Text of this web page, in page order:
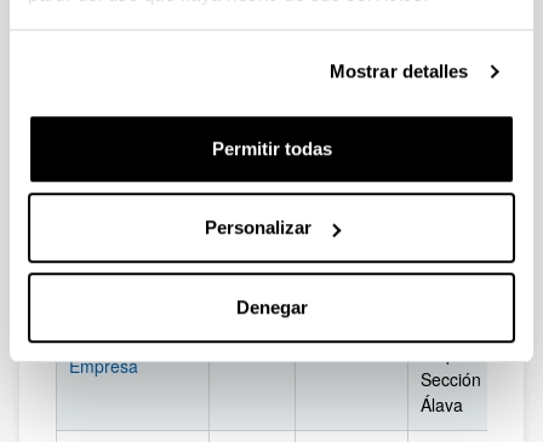
Mostrar detalles
Permitir todas
Personalizar
Denegar
Orientación a la
3 5.0
de
y
Sección
Gipuzkoa
Social en la
Empresa
de
Sección
Álava